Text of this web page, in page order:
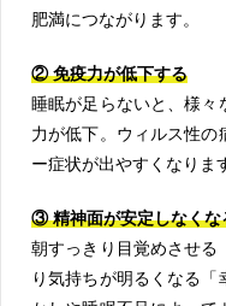
肥満につながります。
② 免疫力が低下する
睡眠が足らないと、様々
力が低下。ウィルス性
ー症状が出やすくなりま
③ 精神面が安定しなくな
朝すっきり目覚めさせる
り気持ちが明るくなる